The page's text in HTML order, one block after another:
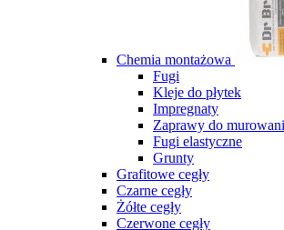
Chemia montażowa
Fugi
Kleje do płytek
Impregnaty
Zaprawy do
Fugi elastyczne
Grunty
Grafitowe cegły
Czarne cegły
Żółte cegły
Czerwone cegły